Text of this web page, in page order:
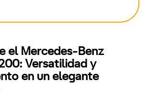
el Mercedes-Benz
Versatilidad y
en un elegante